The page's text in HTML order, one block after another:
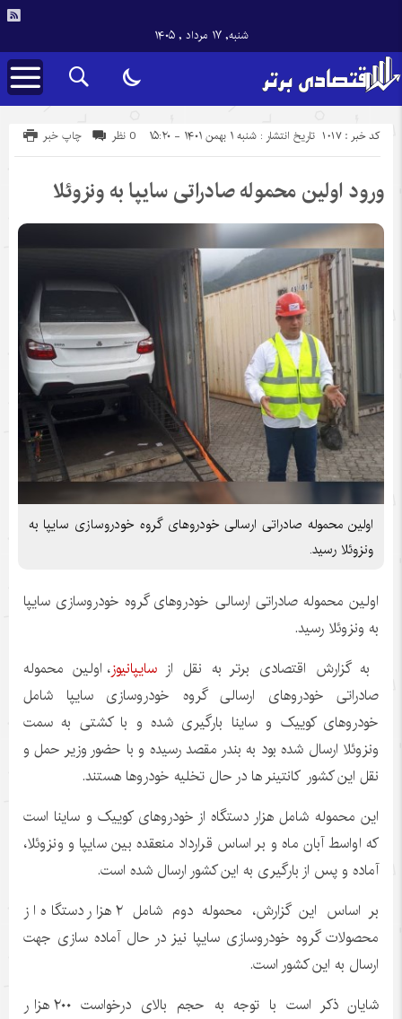
شنبه, ۱۷ مرداد , ۱۴۰۵
تاریخ انتشار : شنبه ۱ بهمن ۱۴۰۱ - ۱۵:۲۰ کد خبر : 1017 چاپ خبر 0 نظر
ورود اولین محموله صادراتی سایپا به ونزوئلا
اولین محموله صادراتی ارسالی خودروهای گروه خودروسازی سایپا به
ونزوئلا رسید.
اولین محموله صادراتی ارسالی خودروهای گروه خودروسازی سایپا
به ونزوئلا رسید.
به گزارش اقتصادی برتر به نقل از سایپانیوز، اولین محموله
صادراتی خودروهای ارسالی گروه خودروسازی سایپا شامل
خودروهای کوییک و ساینا بارگیری شده و با کشتی به سمت
ونزوئلا ارسال شده بود به بندر مقصد رسیده و با حضور وزیر حمل و
نقل این کشور کانتینر ها در حال تخلیه خودروها هستند.
این محموله شامل هزار دستگاه از خودروهای کوییک و ساینا است
که اواسط آبان ماه و بر اساس قرارداد منعقده بین سایپا و ونزوئلا،
آماده و پس از بارگیری به این کشور ارسال شده است.
بر اساس این گزارش، محموله دوم شامل ۲ هزار دستگاه از
محصولات گروه خودروسازی سایپا نیز در حال آماده سازی جهت
ارسال به این کشور است.
شایان ذکر است با توجه به حجم بالای درخواست ۲۰۰ هزار